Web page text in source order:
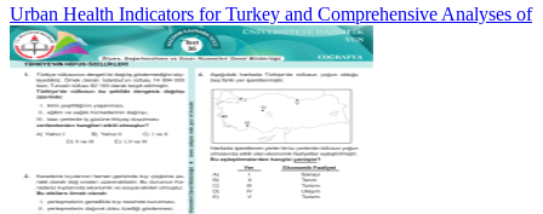
Urban Health Indicators for Turkey and Comprehensive Analyses of